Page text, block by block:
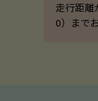
走行距離
0）まで